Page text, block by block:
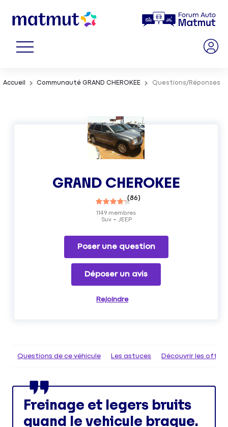
Accueil Communauté GRAND CHEROKEE Questions/Réponses
GRAND CHEROKEE
(86)
Suv JEEP
1149 membres
Poser une question
Déposer un avis
Rejoindre
Questions de ce véhicule Les astuces Découvrir les
Freinage et legers bruits
quand le vehicule braque.